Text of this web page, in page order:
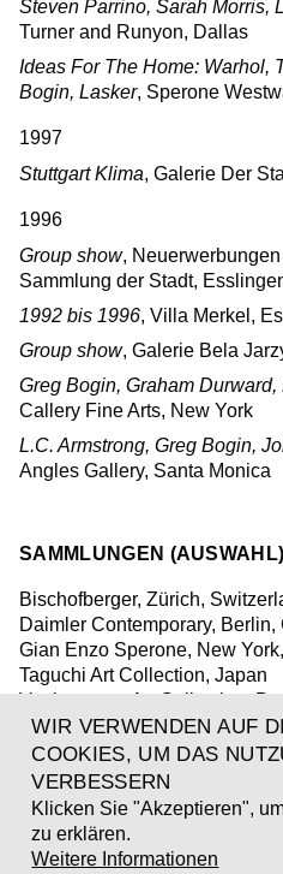
Steven Parrino, Sarah Morris,
Turner and Runyon, Dallas
Ideas For The Home: Warhol,
Bogin, Lasker, Sperone
1997
Stuttgart Klima, Galerie Der
1996
Group show,
Sammlung der Stadt,
1992 bis 1996, Villa Merkel,
Group show, Galerie Bela
Greg Bogin, Graham
Callery Fine Arts, New York
L.C. Armstrong, Greg Bogin,
Angles Gallery, Santa Monica
SAMMLUNGEN (AUSWAHL)
Bischofberger, Zürich,
Daimler Contemporary, Berlin,
Gian Enzo Sperone, New
Taguchi Art Collection, Japan
Vanhaerents Art Collection,
PUBLIKATIONEN
2016 Greg Bogin - from here
Buchhandlung Walther
WIR VERWENDEN AUF
COOKIES, UM DAS
VERBESSERN
Klicken Sie "Akzeptieren",
zu erklären.
Weitere Informationen